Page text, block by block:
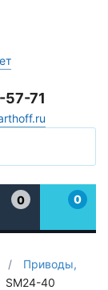
71
0
0
/
Приводы,
SM24-40